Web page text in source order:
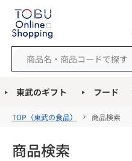
東武のギフト フード
TOP（東武の食品） 商品検索
商品検索